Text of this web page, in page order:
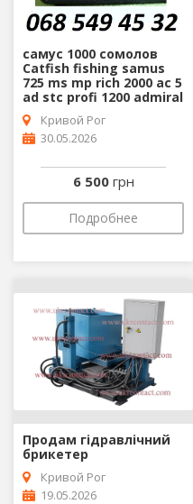
самус 1000 сомолов
Catfish fishing samus
725 ms mp rich 2000 ac 5
ad stc profi 1200 admiral
Кривой Рог
30.05.2026
6 500 грн
Подробнее
Продам гідравлічний
брикетер
Кривой Рог
19.05.2026